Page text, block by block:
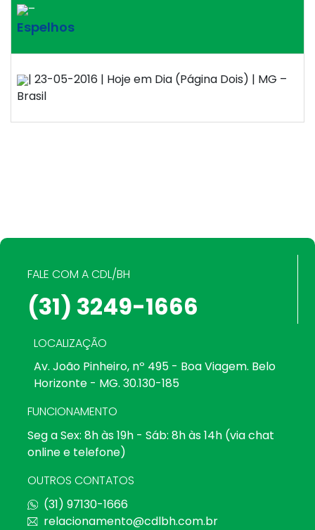
–
Espelhos
| 23-05-2016 | Hoje em Dia (Página Dois) | MG –
Brasil
FALE COM A CDL/BH
(31) 3249-1666
LOCALIZAÇÃO
Av. João Pinheiro, nº 495 - Boa Viagem. Belo
Horizonte - MG. 30.130-185
FUNCIONAMENTO
Seg a Sex: 8h às 19h - Sáb: 8h às 14h (via chat
online e telefone)
OUTROS CONTATOS
(31) 97130-1666
relacionamento@cdlbh.com.br